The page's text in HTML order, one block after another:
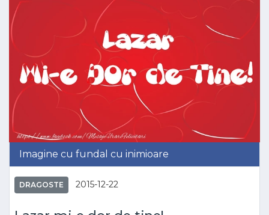
Imagine cu fundal cu inimioare
DRAGOSTE 2015-12-22